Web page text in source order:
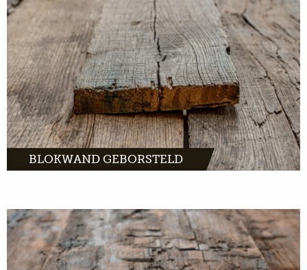
MEER INFO
BLOKWAND GEBORSTELD